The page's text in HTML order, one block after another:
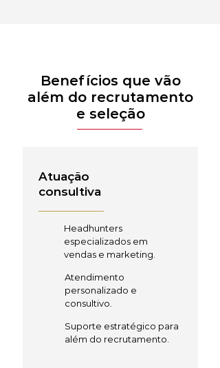
Benefícios que vão
além do recrutamento
e seleção
Atuação
consultiva
Headhunters
especializados em
vendas e marketing.
Atendimento
personalizado e
consultivo.
Suporte estratégico para
além do recrutamento.